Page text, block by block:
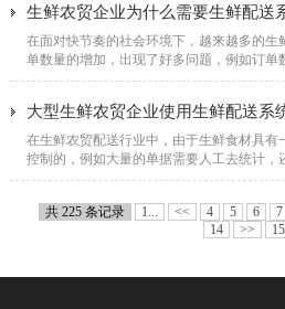
生鲜农贸企业为什么需要生鲜配送
在面对快节奏的社会环境下，越来越多的
单数量的增加，出现了好多问题，例如订单
大型生鲜农贸企业使用生鲜配送系
在生鲜农贸配送行业中，由于生鲜食材具
控制的，例如大量的单据需要人工去统计，
共 225 条记录 1... << 4 5 6 7
14
>> 15